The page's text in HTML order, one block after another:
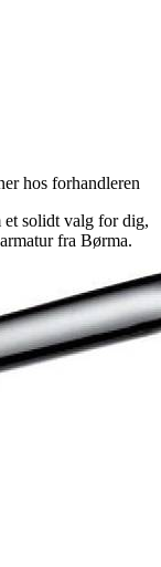
hos forhandleren
solidt valg for dig,
fra Børma.